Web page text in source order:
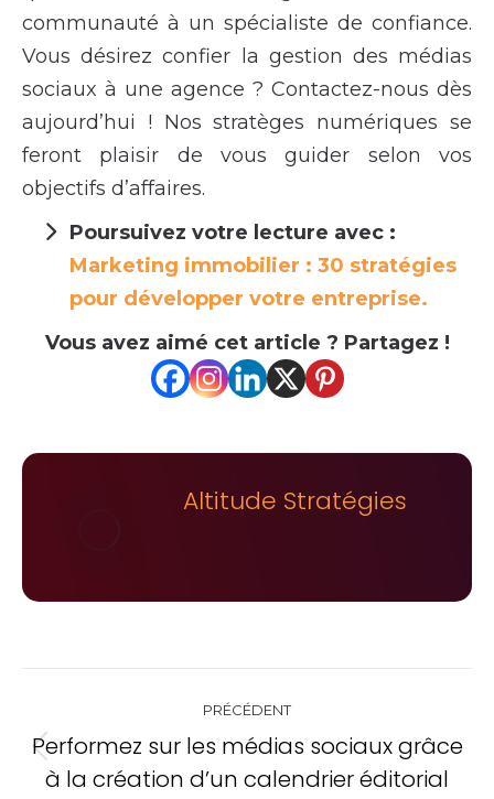
communauté à un spécialiste de confiance.
Vous désirez confier la gestion des médias
sociaux à une agence ? Contactez-nous dès
aujourd’hui ! Nos stratèges numériques se
feront plaisir de vous guider selon vos
objectifs d’affaires.
Poursuivez votre lecture avec :
Marketing immobilier : 30 stratégies
pour développer votre entreprise.
Vous avez aimé cet article ? Partagez !
Altitude Stratégies
Navigation
de PRÉCÉDENT
Onglet
précédent
Performez sur les médias sociaux grâce
à la création d’un calendrier éditorial